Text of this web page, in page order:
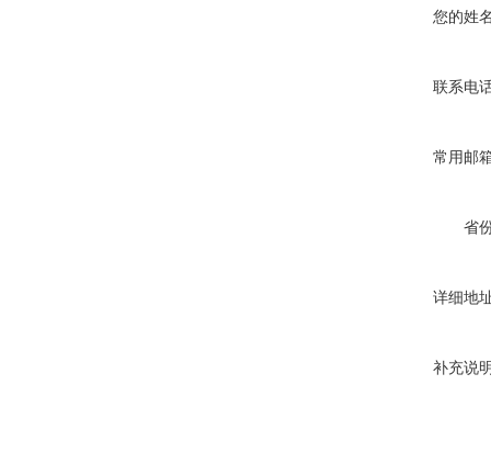
您的姓
联系电
常用邮
省
详细地
补充说